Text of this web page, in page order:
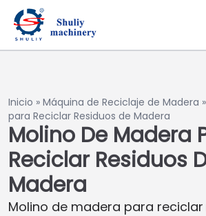
Inicio » Máquina de Reciclaje de Madera »
para Reciclar Residuos de Madera
Molino De Madera
Reciclar Residuos
Madera
Molino de madera para